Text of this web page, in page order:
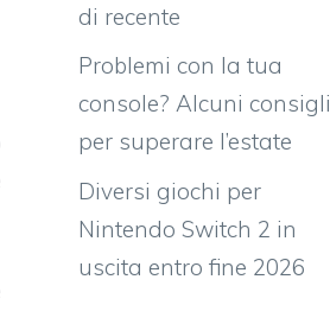
di recente
Problemi con la tua
console? Alcuni consigli
per superare l’estate
Diversi giochi per
Nintendo Switch 2 in
uscita entro fine 2026